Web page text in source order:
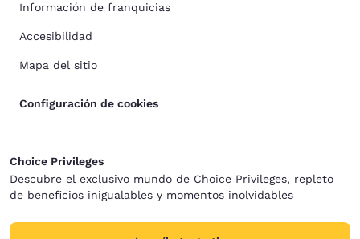
Información de franquicias
Accesibilidad
Mapa del sitio
Configuración de cookies
Choice Privileges
Descubre el exclusivo mundo de Choice Privileges, repleto
de beneficios inigualables y momentos inolvidables